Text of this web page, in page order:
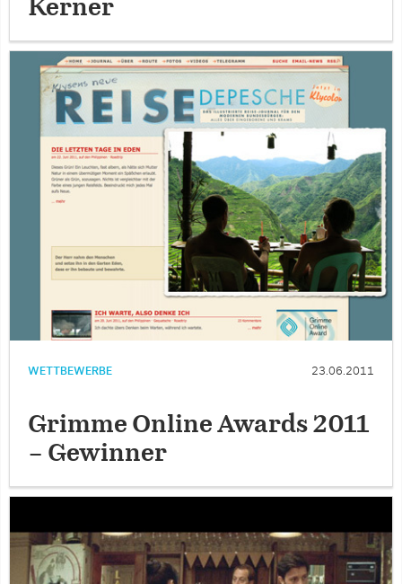
Kerner
WETTBEWERBE 23.06.2011
Grimme Online Awards 2011
– Gewinner